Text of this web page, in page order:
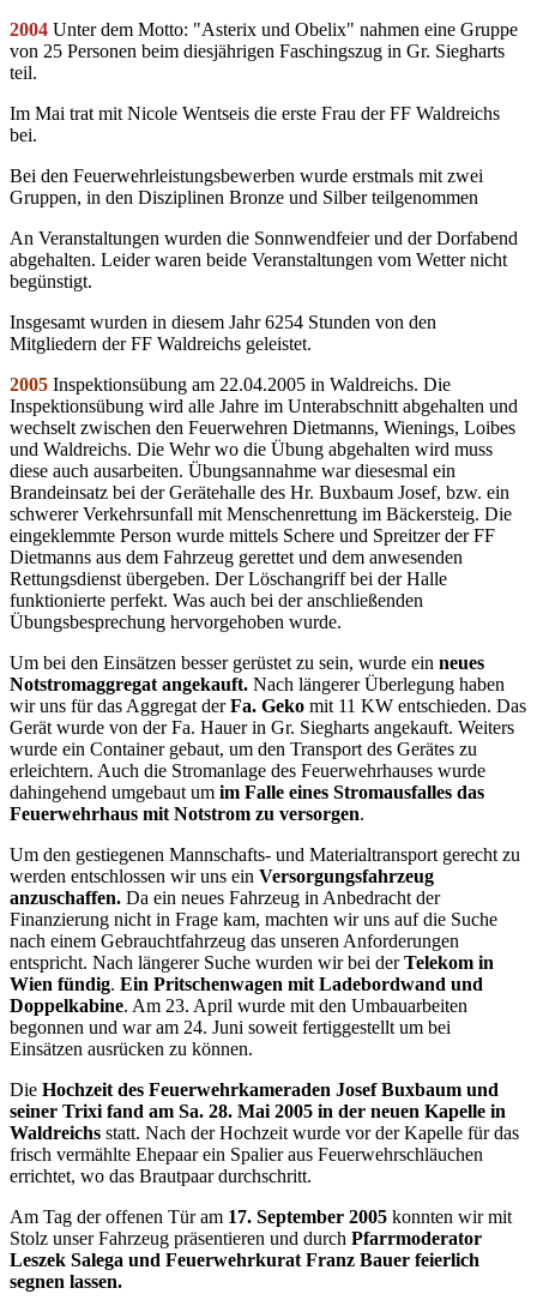
2004 Unter dem Motto: "Asterix und Obelix" nahmen eine Gruppe
von 25 Personen beim diesjährigen Faschingszug in Gr. Siegharts
teil.
Im Mai trat mit Nicole Wentseis die erste Frau der FF Waldreichs
bei.
Bei den Feuerwehrleistungsbewerben wurde erstmals mit zwei
Gruppen, in den Disziplinen Bronze und Silber teilgenommen
An Veranstaltungen wurden die Sonnwendfeier und der Dorfabend
abgehalten. Leider waren beide Veranstaltungen vom Wetter nicht
begünstigt.
Insgesamt wurden in diesem Jahr 6254 Stunden von den
Mitgliedern der FF Waldreichs geleistet.
2005 Inspektionsübung am 22.04.2005 in Waldreichs. Die
Inspektionsübung wird alle Jahre im Unterabschnitt abgehalten und
wechselt zwischen den Feuerwehren Dietmanns, Wienings, Loibes
und Waldreichs. Die Wehr wo die Übung abgehalten wird muss
diese auch ausarbeiten. Übungsannahme war diesesmal ein
Brandeinsatz bei der Gerätehalle des Hr. Buxbaum Josef, bzw. ein
schwerer Verkehrsunfall mit Menschenrettung im Bäckersteig. Die
eingeklemmte Person wurde mittels Schere und Spreitzer der FF
Dietmanns aus dem Fahrzeug gerettet und dem anwesenden
Rettungsdienst übergeben. Der Löschangriff bei der Halle
funktionierte perfekt. Was auch bei der anschließenden
Übungsbesprechung hervorgehoben wurde.
Um bei den Einsätzen besser gerüstet zu sein, wurde ein neues
Notstromaggregat angekauft. Nach längerer Überlegung haben
wir uns für das Aggregat derFa. Geko mit 11 KW entschieden. Das
Gerät wurde von der Fa. Hauer in Gr. Siegharts angekauft. Weiters
wurde ein Container gebaut, um den Transport des Gerätes zu
erleichtern. Auch die Stromanlage des Feuerwehrhauses wurde
dahingehend umgebaut um im Falle eines Stromausfalles das
Feuerwehrhaus mit Notstrom zu versorgen.
Um den gestiegenen Mannschafts- und Materialtransport gerecht zu
werden entschlossen wir uns ein Versorgungsfahrzeug
anzuschaffen. Da ein neues Fahrzeug in Anbedracht der
Finanzierung nicht in Frage kam, machten wir uns auf die Suche
nach einem Gebrauchtfahrzeug das unseren Anforderungen
entspricht. Nach längerer Suche wurden wir bei derTelekom in
Wien fündig. Ein Pritschenwagen mit Ladebordwand und
Doppelkabine. Am 23. April wurde mit den Umbauarbeiten
begonnen und war am 24. Juni soweit fertiggestellt um bei
Einsätzen ausrücken zu können.
Die Hochzeit des Feuerwehrkameraden Josef Buxbaum und
seiner Trixi fand am Sa. 28. Mai 2005 in der neuen Kapelle in
Waldreichs statt. Nach der Hochzeit wurde vor der Kapelle für das
frisch vermählte Ehepaar ein Spalier aus Feuerwehrschläuchen
errichtet, wo das Brautpaar durchschritt.
Am Tag der offenen Tür am 17. September 2005 konnten wir mit
Stolz unser Fahrzeug präsentieren und durch Pfarrmoderator
Leszek Salega und Feuerwehrkurat Franz Bauer feierlich
segnen lassen.